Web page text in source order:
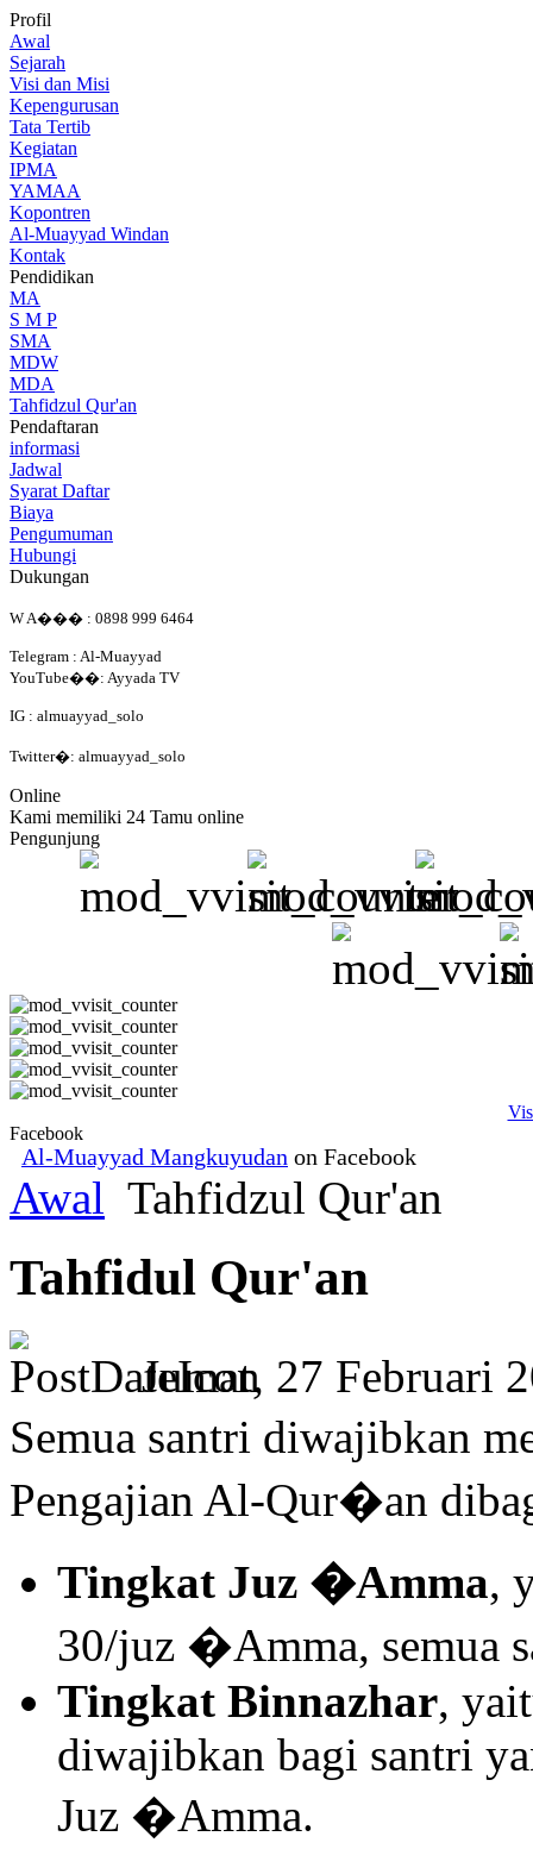
Profil
Awal
Sejarah
Visi dan Misi
Kepengurusan
Tata Tertib
Kegiatan
IPMA
YAMAA
Kopontren
Al-Muayyad Windan
Kontak
Pendidikan
MA
S M P
SMA
MDW
MDA
Tahfidzul Qur'an
Pendaftaran
informasi
Jadwal
Syarat Daftar
Biaya
Pengumuman
Hubungi
Dukungan
W A��� : 0898 999 6464
Telegram : Al-Muayyad
YouTube��: Ayyada TV
IG : almuayyad_solo
Twitter�: almuayyad_solo
Online
Kami memiliki 24 Tamu online
Pengunjung
Facebook
Al-Muayyad Mangkuyudan on Facebook
Awal Tahfidzul Qur'an
Tahfidul Qur'an
Jumat, 27 Februari
Semua santri diwajibkan
Pengajian Al-Qur�an
Tingkat Juz �Amma,
30/juz �Amma, semua
Tingkat Binnazhar,
diwajibkan bagi santri
Juz �Amma.